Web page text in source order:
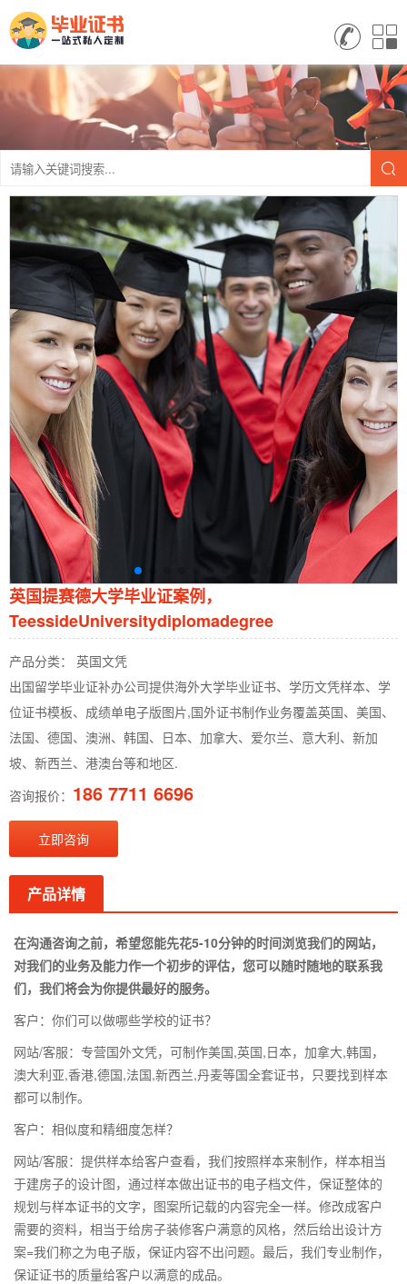
英国提赛德大学毕业证案例，
TeessideUniversitydiplomadegree
产品分类： 英国文凭
出国留学毕业证补办公司提供海外大学毕业证书、学历文凭样本、学
位证书模板、成绩单电子版图片,国外证书制作业务覆盖英国、美国、
法国、德国、澳洲、韩国、日本、加拿大、爱尔兰、意大利、新加
坡、新西兰、港澳台等和地区.
咨询报价： 186 7711 6696
立即咨询
产品详情
在沟通咨询之前，希望您能先花5-10分钟的时间浏览我们的网站，
对我们的业务及能力作一个初步的评估，您可以随时随地的联系我
们，我们将会为你提供最好的服务。
客户：你们可以做哪些学校的证书？
网站/客服：专营国外文凭，可制作美国,英国,日本，加拿大,韩国，
澳大利亚,香港,德国,法国,新西兰,丹麦等国全套证书，只要找到样本
都可以制作。
客户：相似度和精细度怎样？
网站/客服：提供样本给客户查看，我们按照样本来制作，样本相当
于建房子的设计图，通过样本做出证书的电子档文件，保证整体的
规划与样本证书的文字，图案所记载的内容完全一样。修改成客户
需要的资料，相当于给房子装修客户满意的风格，然后给出设计方
案=我们称之为电子版，保证内容不出问题。最后，我们专业制作，
保证证书的质量给客户以满意的成品。